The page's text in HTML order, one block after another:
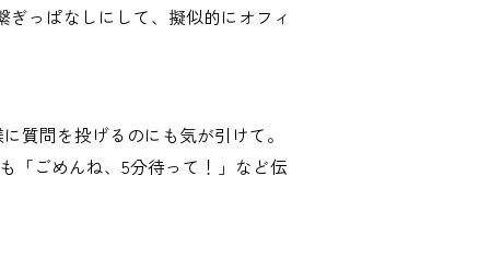
っぱなしにして、擬似的にオフィ
質問を投げるのにも気が引けて。
「ごめんね、5分待って！」など伝